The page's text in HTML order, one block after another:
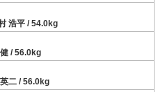
浩平 / 54.0kg
/ 56.0kg
二 / 56.0kg